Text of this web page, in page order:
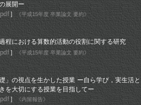
展開ー
］《平成15年度 卒業論文 要約》
程における算数的活動の役割に関する研究
］《平成15年度 卒業論文 要約》
」の視点を生かした授業ー自ら学び，実生活と
を大切にする授業を目指してー
］ 《内留報告》